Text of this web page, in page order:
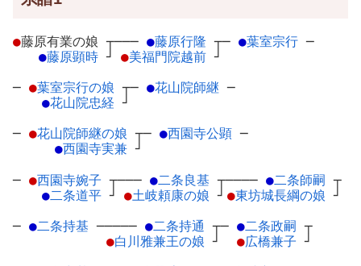
●藤原有業の娘 ┬
●藤原顕時 ┘
─── ●藤原行隆 ┬
●美福門院越前 ┘
─ ●葉室宗行 ─
─ ●葉室宗行の娘 ┬
●花山院忠経 ┘
─ ●花山院師継 ─
─ ●花山院師継の娘 ┬
●西園寺実兼 ┘
─ ●西園寺公顕 ─
─ ●西園寺婉子 ┬
●二条道平 ┘
─── ●二条良基 ┬
●土岐頼康の娘 ┘
──── ●二条師嗣 ┬
●東坊城長綱の娘 ┘
─ ●二条持基 ───── ●二条持通 ┬
●白川雅兼王の娘 ┘
─ ●二条政嗣 ┬
●広橋兼子 ┘